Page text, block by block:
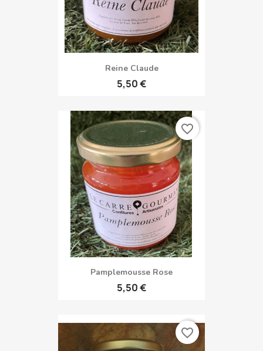
Reine Claude
5,50 €
Pamplemousse Rose
5,50 €
favorite_border
favorite_border